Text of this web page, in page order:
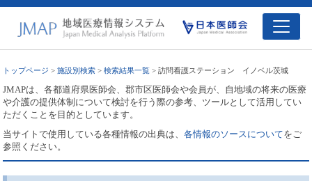
トップページ >施設別検索 >検索結果一覧 > 訪問看護ステーション イノベル茨城
JMAPは、各都道府県医師会、郡市区医師会や会員が、自地域の将来の医療
や介護の提供体制について検討を行う際の参考、ツールとして活用してい
ただくことを目的としています。
当サイトで使用している各種情報の出典は、各情報のソースについてをご
参照ください。